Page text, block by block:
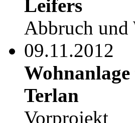
Leifers
Abbruch und
09.11.2012
Terlan
Vorprojekt